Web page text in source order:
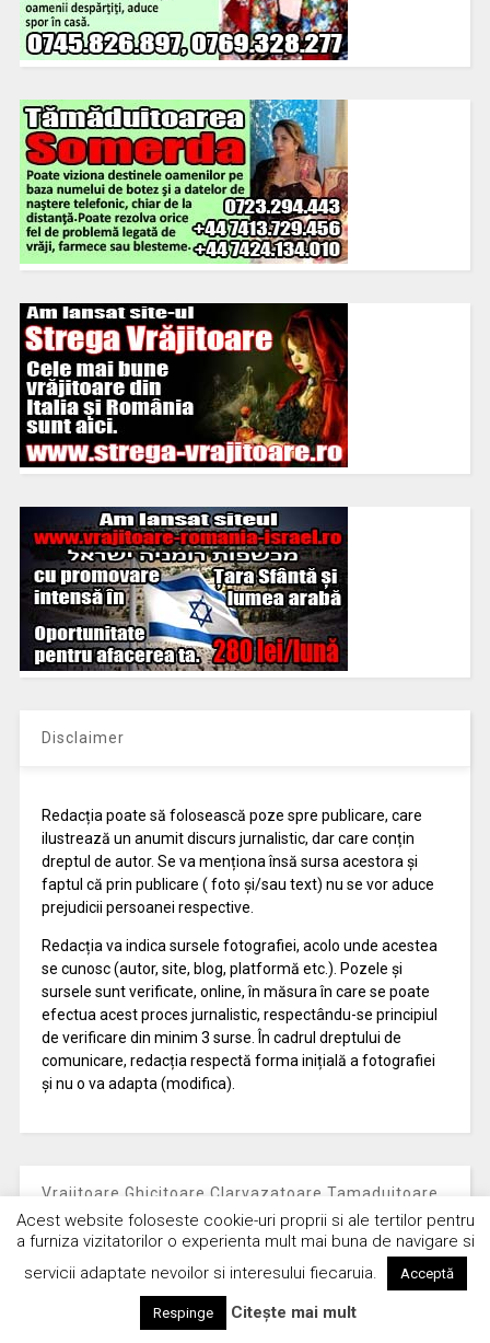
Disclaimer
Redacția poate să folosească poze spre publicare, care
ilustrează un anumit discurs jurnalistic, dar care conțin
dreptul de autor. Se va menționa însă sursa acestora și
faptul că prin publicare ( foto și/sau text) nu se vor aduce
prejudicii persoanei respective.
Redacția va indica sursele fotografiei, acolo unde acestea
se cunosc (autor, site, blog, platformă etc.). Pozele și
sursele sunt verificate, online, în măsura în care se poate
efectua acest proces jurnalistic, respectându-se principiul
de verificare din minim 3 surse. În cadrul dreptului de
comunicare, redacția respectă forma inițială a fotografiei
și nu o va adapta (modifica).
Vrajitoare Ghicitoare Clarvazatoare Tamaduitoare
Bucuresti